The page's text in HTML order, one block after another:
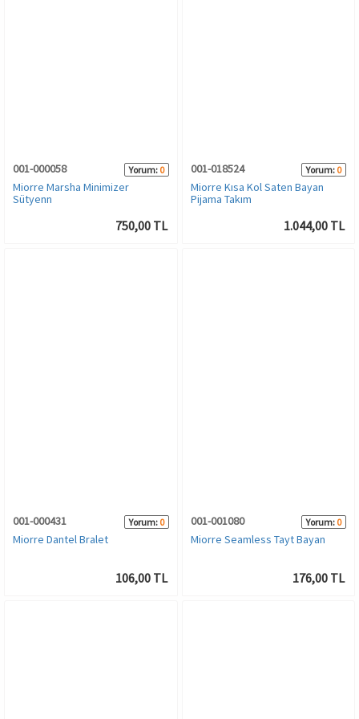
001-000058 Yorum: 0
Miorre Marsha Minimizer
Sütyenn
750,00 TL
001-018524 Yorum: 0
Miorre Kısa Kol Saten Bayan
Pijama Takım
1.044,00 TL
001-000431 Yorum: 0
Miorre Dantel Bralet
106,00 TL
001-001080 Yorum: 0
Miorre Seamless Tayt Bayan
176,00 TL